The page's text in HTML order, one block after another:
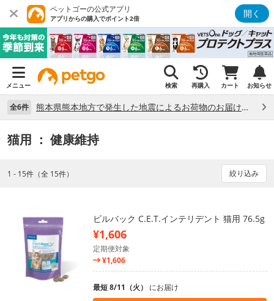
ペットゴーの公式アプリ
アプリからの購入でポイント2倍 開く
メニュー 検索 再購入 カート お知らせ
全6件 熊本県熊本地方で発生した地震によるお荷物のお届け状況について （7/28）
猫用 ： 健康維持
1 - 15件（全 15件） 絞り込み
ビルバック C.E.T.インテリデント 猫用 76.5g
¥1,606
定期便対象
¥1,606
最短 8/11（火） にお届け